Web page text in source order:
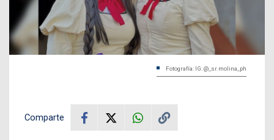
Fotografía: IG: @_sr.molina_ph
Comparte